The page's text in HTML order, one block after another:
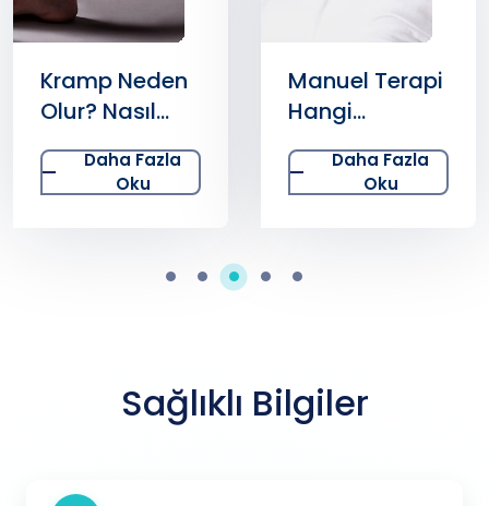
Kramp Neden
Olur? Nasıl
Geçer?
Daha Fazla
Oku
Manuel Terapi
Hangi
Hastalıkların
Tedavisinde
Kullanılır?
Daha Fazla
Oku
Sağlıklı Bilgiler